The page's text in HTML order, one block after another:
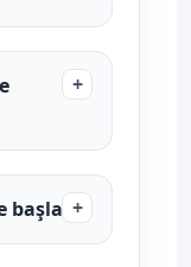
başlar?